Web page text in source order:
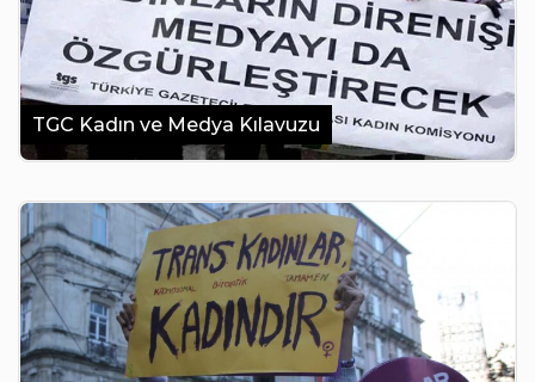
TGC Kadın ve Medya Kılavuzu